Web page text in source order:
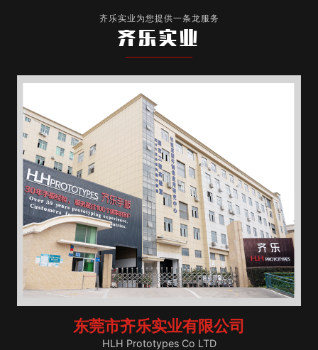
齐乐实业为您提供一条龙服务
齐乐实业
东莞市齐乐实业有限公司
HLH Prototypes Co LTD